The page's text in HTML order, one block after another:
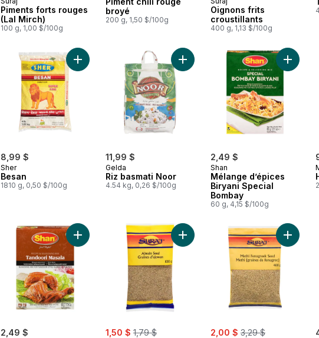
Piments forts rouges
(Lal Mirch)
100 g, 1,00 $/100g
broyé
200 g, 1,50 $/100g
Oignons frits
croustillants
400 g, 1,13 $/100g
8,99 $
Sher
Besan
1810 g, 0,50 $/100g
Ajouter Besan au panier
11,99 $
Gelda
Riz basmati Noor
4.54 kg, 0,26 $/100g
Ajouter Riz basmati Noor au panier
2,49 $
Shan
Mélange d’épices
Biryani Special
Bombay
60 g, 4,15 $/100g
Ajouter
2,49 $
Ajouter Mélange poulet tandoori BBQ au panier
sale:
1,50 $ , formerly:
1,79 $
Ajouter Graines d'ajowan au panier
sale:
2,00 $ , formerly:
3,29 $
Ajouter